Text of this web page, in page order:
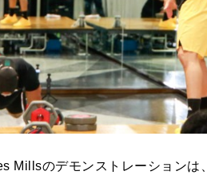
Millsのデモンストレーション